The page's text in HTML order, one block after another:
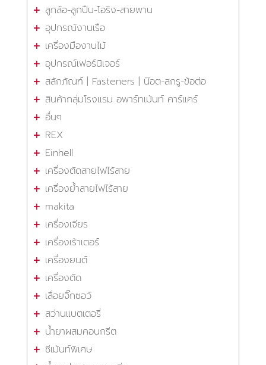
ลูกล้อ-ลูกปืน-โอริง-สายพาน
อุปกรณ์งานเรือ
เครื่องมืองานไม้
อุปกรณ์เฟอร์นิเจอร์
สลักภัณฑ์ | Fasteners | น๊อต-สกรู-ข้อต่อ
สินค้ากลุ่มโรงแรม อพาร์ทเม้นท์ คาร์แคร์
อื่นๆ
REX
Einhell
เครื่องตัดสายไฟไร้สาย
เครื่องย้ำสายไฟไร้สาย
makita
เครื่องเจียร
เครื่องเร้าเตอร์
เครื่องยนต์
เครื่องตัด
เลื่อยจิ๊กซอว์
สว่านแบตเตอรี่
น้ำยาผสมคอนกรีต
ซีเม้นท์พิเศษ